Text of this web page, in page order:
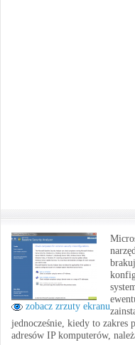
zobacz zrzuty ekranu
jednocześnie, kiedy to zakres
adresów IP komputerów,